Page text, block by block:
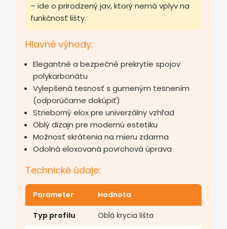
– ide o prirodzený jav, ktorý nemá vplyv na
funkčnosť lišty.
Hlavné výhody:
Elegantné a bezpečné prekrytie spojov
polykarbonátu
Vylepšená tesnosť s gumeným tesnením
(odporúčame dokúpiť)
Strieborný elox pre univerzálny vzhľad
Oblý dizajn pre modernú estetiku
Možnosť skrátenia na mieru zdarma
Odolná eloxovaná povrchová úprava
Technické údaje:
Parameter Hodnota
Typ profilu
Oblá krycia lišta